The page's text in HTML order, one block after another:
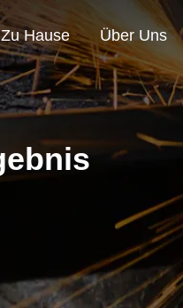
Zu Hause Über Uns